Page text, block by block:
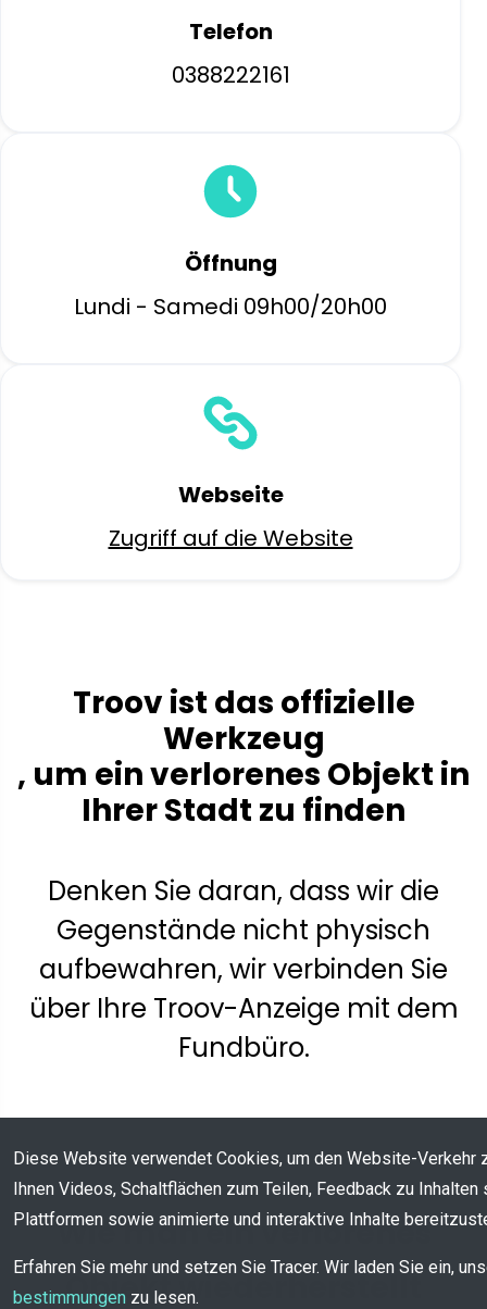
Telefon
0388222161
Öffnung
Lundi - Samedi 09h00/20h00
Webseite
Zugriff auf die Website
Troov ist das offizielle
Werkzeug
, um ein verlorenes Objekt in
Ihrer Stadt zu finden
Denken Sie daran, dass wir die
Gegenstände nicht physisch
aufbewahren, wir verbinden Sie
über Ihre Troov-Anzeige mit dem
Fundbüro.
Wie man ein verlorenes
Objekt wiederherstellt
Diese Website verwendet Cookies, um den Website-Verkehr
Ihnen Videos, Schaltflächen zum Teilen, Feedback zu Inhalten
Plattformen sowie animierte und interaktive Inhalte
Erfahren Sie mehr und setzen Sie Tracer. Wir laden Sie ein,
bestimmungen zu lesen.